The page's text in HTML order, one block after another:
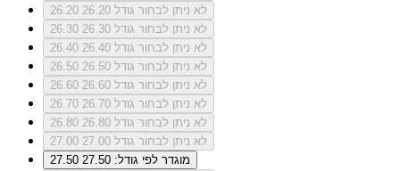
26.20
לא ניתן לבחור גודל 26.20
26.30
לא ניתן לבחור גודל 26.30
26.40
לא ניתן לבחור גודל 26.40
26.50
לא ניתן לבחור גודל 26.50
26.60
לא ניתן לבחור גודל 26.60
26.70
לא ניתן לבחור גודל 26.70
26.80
לא ניתן לבחור גודל 26.80
27.00
לא ניתן לבחור גודל 27.00
27.50
מוגדר לפי גודל: 27.50